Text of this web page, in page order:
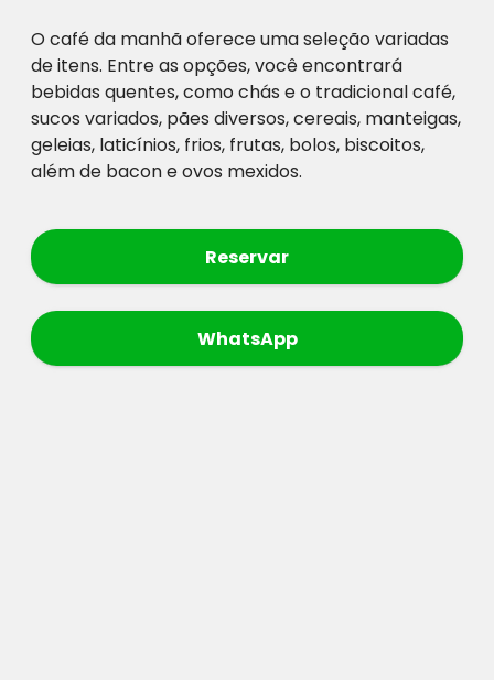
O café da manhã oferece uma seleção variadas
de itens. Entre as opções, você encontrará
bebidas quentes, como chás e o tradicional café,
sucos variados, pães diversos, cereais, manteigas,
geleias, laticínios, frios, frutas, bolos, biscoitos,
além de bacon e ovos mexidos.
Reservar
WhatsApp